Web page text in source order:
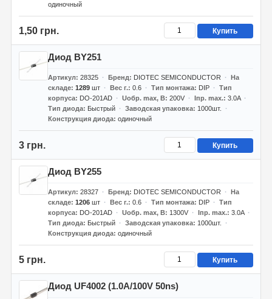
одиночный
1,50 грн. Купить
Диод BY251
Артикул 28325 Бренд DIOTEC SEMICONDUCTOR
На
складе 1289шт Вес г. 0.6 Тип монтажа DIP
Тип
корпуса
DO-201AD Uобр. max, В 200V Iпр. max. 3.0A
Тип диода
Быстрый Заводская упаковка
1000шт.
Конструкция диода одиночный
3 грн. Купить
Диод BY255
Артикул 28327 Бренд DIOTEC SEMICONDUCTOR
На
складе 1206шт Вес г. 0.6 Тип монтажа DIP
Тип
корпуса
DO-201AD Uобр. max, В 1300V Iпр. max. 3.0A
Тип диода
Быстрый Заводская упаковка
1000шт.
Конструкция диода одиночный
5 грн. Купить
Диод UF4002 (1.0А/100V 50ns)